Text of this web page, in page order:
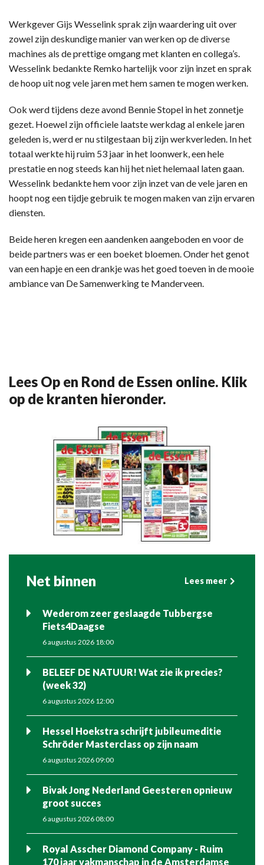
Werkgever Gijs Wesselink sprak zijn waardering uit over
zowel zijn deskundige manier van werken op de diverse
machines als de prettige omgang met klanten en collega’s.
Wesselink bedankte Remko hartelijk voor zijn inzet en sprak
de hoop uit nog vele jaren met hem samen te mogen werken.
Ook werd tijdens deze avond Bennie Stopel in het zonnetje
gezet. Hoewel zijn officiele laatste werkdag al enkele jaren
geleden is, werd er nu stilgestaan bij zijn werkverleden. In het
totaal werkte hij ruim 53 jaar in het loonwerk, een hele
prestatie en nog steeds kan hij het niet helemaal laten gaan.
Wesselink bedankte hem voor zijn inzet van de vele jaren en
hoopt nog een tijdje gebruik te mogen maken van zijn ervaren
diensten.
Beide heren kregen een aandenken aangeboden en voor de
beide partners was er een boeket bloemen. Onder het genot
van een hapje en een drankje was het goed toeven in de mooie
ambiance van De Samenwerking te Manderveen.
Lees Op en Rond de Essen online. Klik
op de kranten hieronder.
Net binnen Lees meer
Wederom zeer geslaagde Tubbergse
Fiets4Daagse
6 augustus 2026 18:00
BELEEF DE NATUUR! Wat zie ik precies?
(week 32)
6 augustus 2026 12:00
Hessel Hoekstra schrijft jubileumeditie
Schröder Masterclass op zijn naam
6 augustus 2026 09:00
Bivak Jong Nederland Geesteren opnieuw
groot succes
6 augustus 2026 08:00
Royal Asscher Diamond Company - Ruim
170 jaar vakmanschap in de Amsterdamse